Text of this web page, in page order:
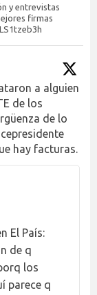
y entrevistas
firmas
a alguien
de los
de lo
hay facturas.
El País:
de q
los
parece q